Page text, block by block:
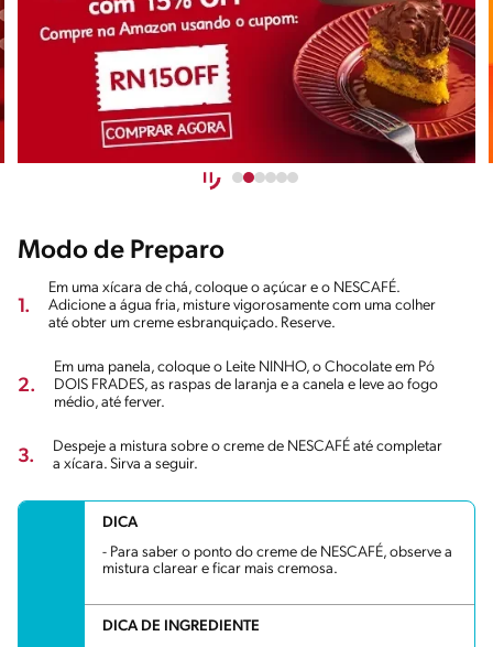
Modo de Preparo
1.
Em uma xícara de chá, coloque o açúcar e o NESCAFÉ.
Adicione a água fria, misture vigorosamente com uma colher
até obter um creme esbranquiçado. Reserve.
2.
Em uma panela, coloque o Leite NINHO, o Chocolate em Pó
DOIS FRADES, as raspas de laranja e a canela e leve ao fogo
médio, até ferver.
3.
Despeje a mistura sobre o creme de NESCAFÉ até completar
a xícara. Sirva a seguir.
DICA
- Para saber o ponto do creme de NESCAFÉ, observe a
mistura clarear e ficar mais cremosa.
DICA DE INGREDIENTE